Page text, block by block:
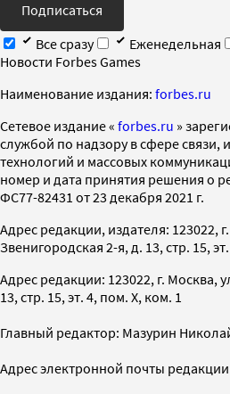
Подписаться
Все сразу
Еженедельная
Новости Forbes Games
Наименование издания: forbes.ru
Cетевое издание « forbes.ru »
службой по надзору в сфере
технологий и массовых
номер и дата принятия решения о
ФС77-82431 от 23 декабря 2021 г.
Адрес редакции, издателя: 123022,
Звенигородская 2-я, д. 13, стр. 15,
Адрес редакции: 123022, г. Москва,
13, стр. 15, эт. 4, пом. X, ком. 1
Главный редактор: Мазурин
Адрес электронной почты